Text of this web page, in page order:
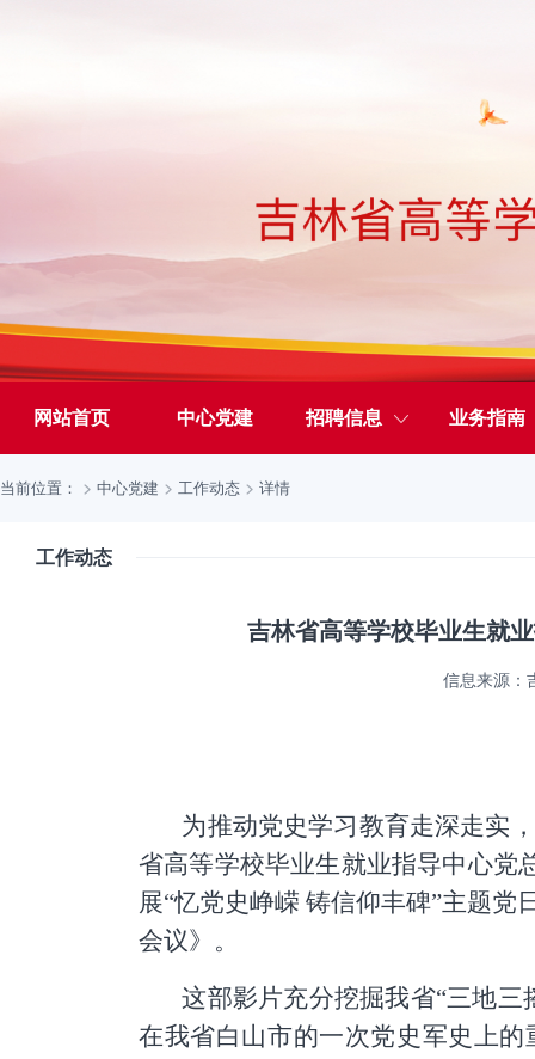
网站首页 中心党建 招聘信息 业务指南
当前位置： 中心党建 工作动态 详情
工作动态
吉林省高等学校毕业生就
信息来源：
为推动党史学习教育走深走实
省高等学校毕业生就业指导中心党
展“忆党史峥嵘 铸信仰丰碑”主题
会议》。
这部影片充分挖掘我省“三地
在我省白山市的一次党史军史上